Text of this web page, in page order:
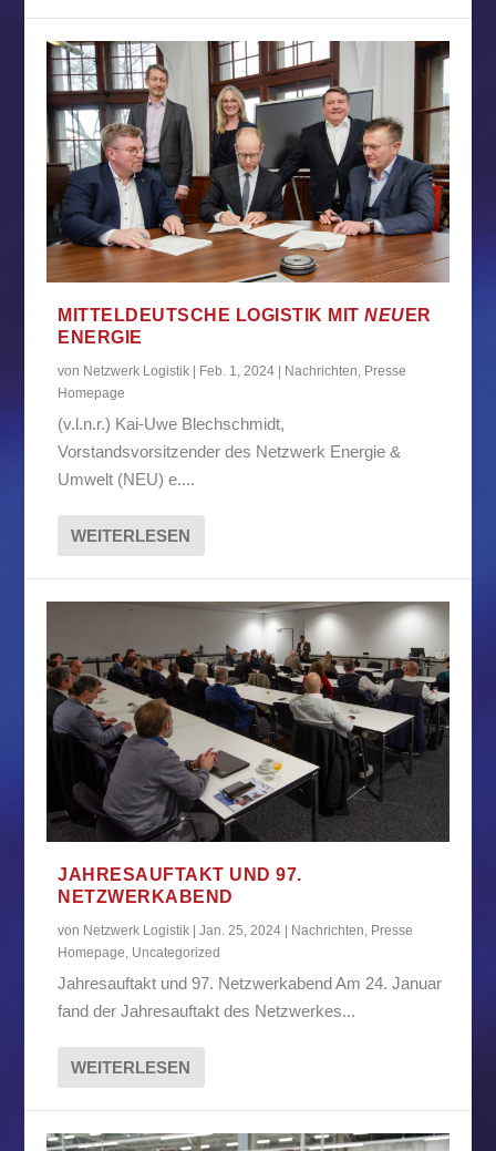
MITTELDEUTSCHE LOGISTIK MITNEU ER
ENERGIE
von Netzwerk Logistik | Feb. 1, 2024 | Nachrichten Presse
Homepage
(v.l.n.r.) Kai-Uwe Blechschmidt,
Vorstandsvorsitzender des Netzwerk Energie &
Umwelt (NEU) e....
WEITERLESEN
JAHRESAUFTAKT UND 97.
NETZWERKABEND
von Netzwerk Logistik |Jan. 25, 2024 Nachrichten, Presse
Homepage, Uncategorized
Jahresauftakt und 97. Netzwerkabend Am 24. Januar
fand der Jahresauftakt des Netzwerkes...
WEITERLESEN